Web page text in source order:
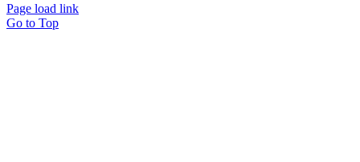
Page load link
Go to Top